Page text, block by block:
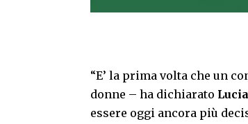
“E’ la prima volta che un
donne – ha dichiarato
essere oggi ancora più